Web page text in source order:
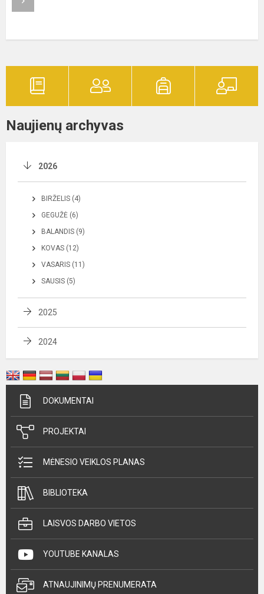
Naujienų archyvas
2026
BIRŽELIS (4)
GEGUŽĖ (6)
BALANDIS (9)
KOVAS (12)
VASARIS (11)
SAUSIS (5)
2025
2024
DOKUMENTAI
PROJEKTAI
MĖNESIO VEIKLOS PLANAS
BIBLIOTEKA
LAISVOS DARBO VIETOS
YOUTUBE KANALAS
ATNAUJINIMŲ PRENUMERATA